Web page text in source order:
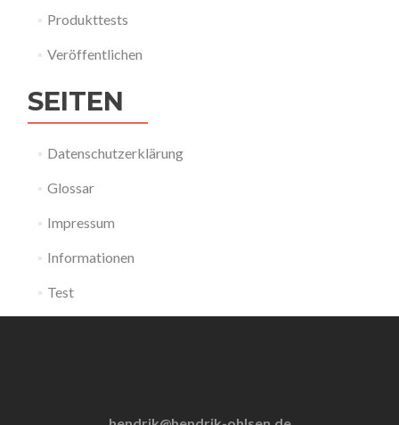
Produkttests
Veröffentlichen
SEITEN
Datenschutzerklärung
Glossar
Impressum
Informationen
Test